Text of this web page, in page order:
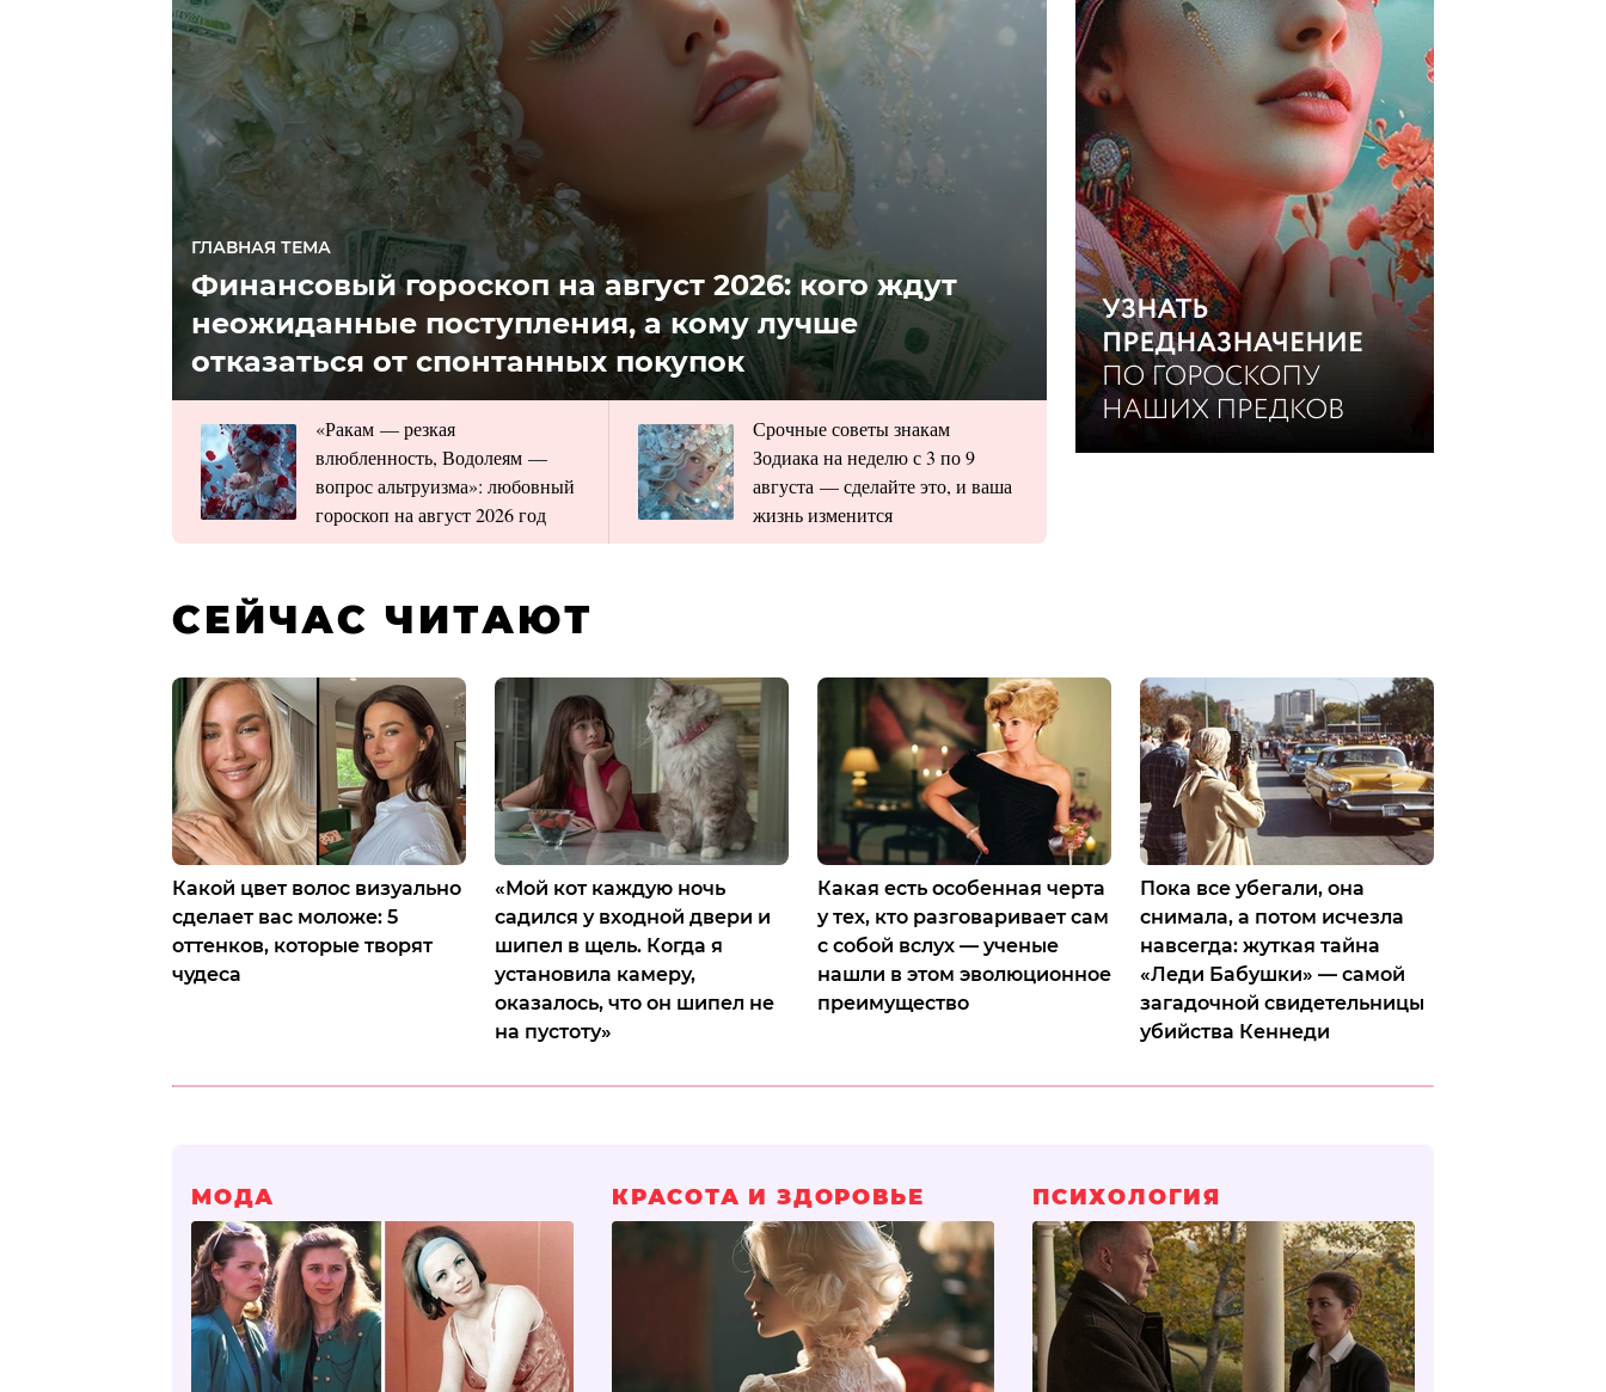
ГЛАВНАЯ ТЕМА
Финансовый гороскоп на август 2026: кого ждут
неожиданные поступления, а кому лучше
отказаться от спонтанных покупок
«Ракам — резкая
влюбленность, Водолеям —
вопрос альтруизма»: любовный
гороскоп на август 2026 год
Срочные советы знакам
Зодиака на неделю с 3 по 9
августа — сделайте это, и ваша
жизнь изменится
СЕЙЧАС ЧИТАЮТ
Какой цвет волос визуально
сделает вас моложе: 5
оттенков, которые творят
чудеса
«Мой кот каждую ночь
садился у входной двери и
шипел в щель. Когда я
установила камеру,
оказалось, что он шипел не
на пустоту»
Какая есть особенная черта
у тех, кто разговаривает сам
с собой вслух — ученые
нашли в этом эволюционное
преимущество
Пока все убегали, она
снимала, а потом исчезла
навсегда: жуткая тайна
«Леди Бабушки» — самой
загадочной свидетельницы
убийства Кеннеди
МОДА КРАСОТА И ЗДОРОВЬЕ ПСИХОЛОГИЯ